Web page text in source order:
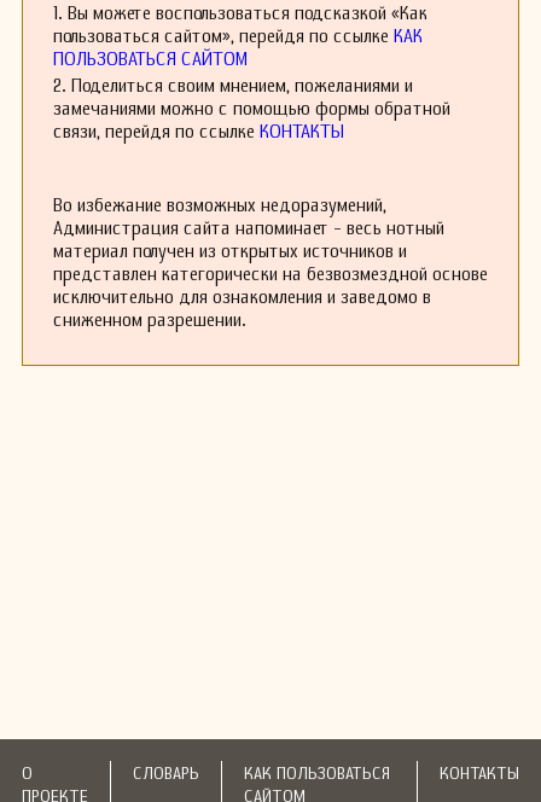
1. Вы можете воспользоваться подсказкой «Как
пользоваться сайтом», перейдя по ссылке КАК
ПОЛЬЗОВАТЬСЯ САЙТОМ
2. Поделиться своим мнением, пожеланиями и
замечаниями можно с помощью формы обратной
связи, перейдя по ссылке КОНТАКТЫ
Во избежание возможных недоразумений,
Администрация сайта напоминает - весь нотный
материал получен из открытых источников и
представлен категорически на безвозмездной основе
исключительно для ознакомления и заведомо в
сниженном разрешении.
О
ПРОЕКТЕ
СЛОВАРЬ
КАК ПОЛЬЗОВАТЬСЯ
САЙТОМ
КОНТАКТЫ